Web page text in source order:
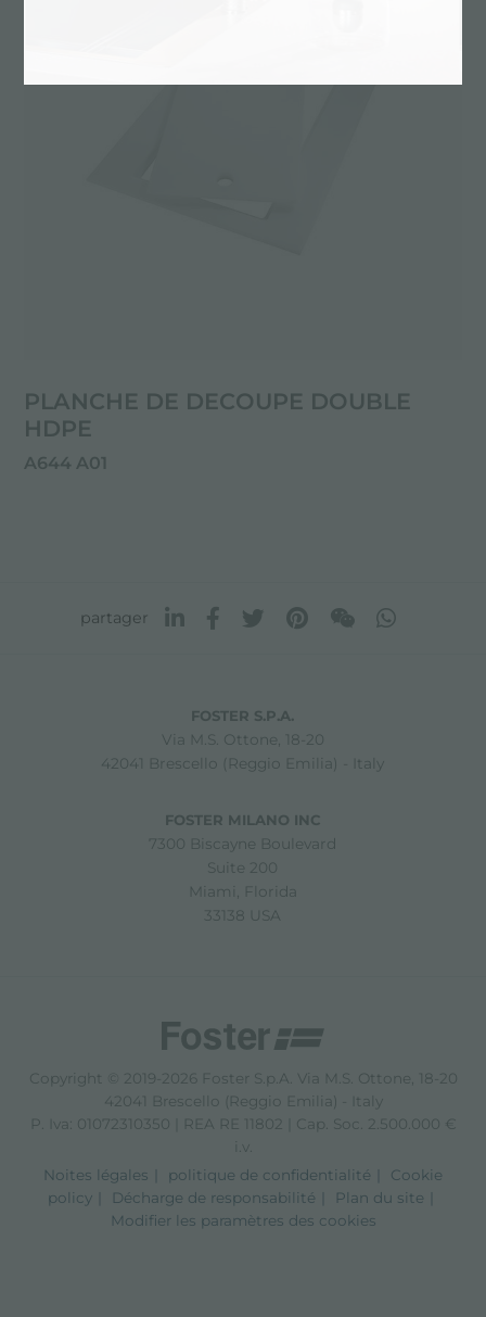
PLANCHE DE DECOUPE DOUBLE
HDPE
A644 A01
partager
FOSTER S.P.A.
Via M.S. Ottone, 18-20
42041 Brescello (Reggio Emilia) - Italy
FOSTER MILANO INC
7300 Biscayne Boulevard
Suite 200
Miami, Florida
33138 USA
Copyright © 2019-2026 Foster S.p.A. Via M.S. Ottone, 18-20
42041 Brescello (Reggio Emilia) - Italy
P. Iva: 01072310350 | REA RE 11802 | Cap. Soc. 2.500.000 €
i.v.
Noites légales
politique de confidentialité
Cookie
policy
Décharge de responsabilité
Plan du site
Modifier les paramètres des cookies